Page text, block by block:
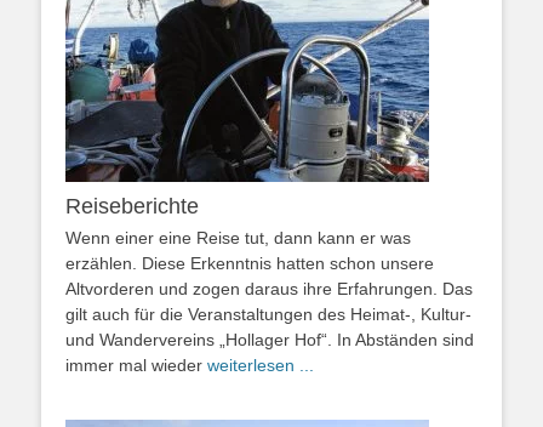
Reiseberichte
Wenn einer eine Reise tut, dann kann er was
erzählen. Diese Erkenntnis hatten schon unsere
Altvorderen und zogen daraus ihre Erfahrungen. Das
gilt auch für die Veranstaltungen des Heimat-, Kultur-
und Wandervereins „Hollager Hof“. In Abständen sind
immer mal wieder weiterlesen ...